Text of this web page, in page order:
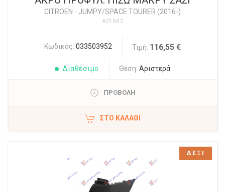
CITROEN - JUMPY/SPACE TOURER (2016-)
#31583
Κωδικός: 033503952 Τιμή: 116,55 €
Διαθέσιμο Θέση: Αριστερά
ΠΡΟΒΟΛΗ
ΣΤΟ ΚΑΛΆΘΙ
ΔΕΞΙ